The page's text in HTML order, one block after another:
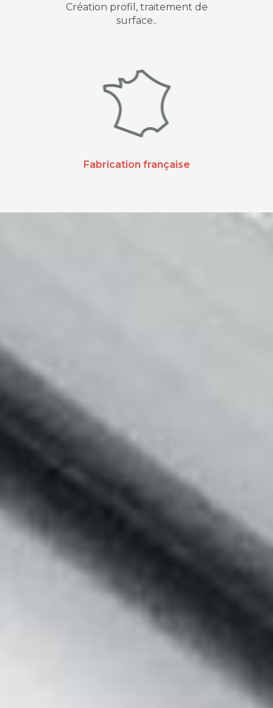
Création profil, traitement de
surface..
Fabrication française